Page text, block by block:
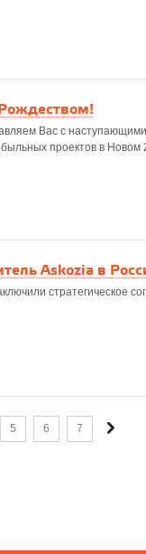
Вас с
проектов в Новом
Askozia в
стратегическое
5 6 7